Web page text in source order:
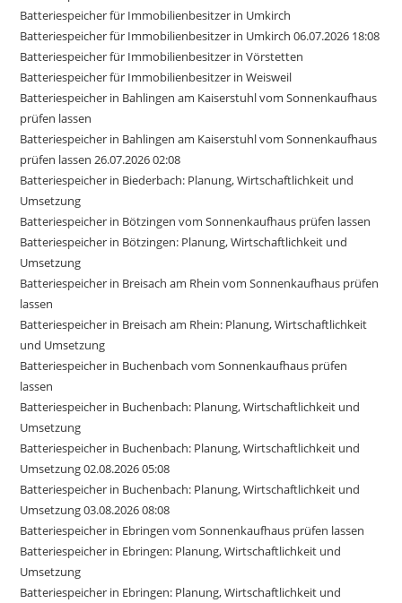
Batteriespeicher für Immobilienbesitzer in Umkirch
Batteriespeicher für Immobilienbesitzer in Umkirch 06.07.2026 18:08
Batteriespeicher für Immobilienbesitzer in Vörstetten
Batteriespeicher für Immobilienbesitzer in Weisweil
Batteriespeicher in Bahlingen am Kaiserstuhl vom Sonnenkaufhaus
prüfen lassen
Batteriespeicher in Bahlingen am Kaiserstuhl vom Sonnenkaufhaus
prüfen lassen 26.07.2026 02:08
Batteriespeicher in Biederbach: Planung, Wirtschaftlichkeit und
Umsetzung
Batteriespeicher in Bötzingen vom Sonnenkaufhaus prüfen lassen
Batteriespeicher in Bötzingen: Planung, Wirtschaftlichkeit und
Umsetzung
Batteriespeicher in Breisach am Rhein vom Sonnenkaufhaus prüfen
lassen
Batteriespeicher in Breisach am Rhein: Planung, Wirtschaftlichkeit
und Umsetzung
Batteriespeicher in Buchenbach vom Sonnenkaufhaus prüfen
lassen
Batteriespeicher in Buchenbach: Planung, Wirtschaftlichkeit und
Umsetzung
Batteriespeicher in Buchenbach: Planung, Wirtschaftlichkeit und
Umsetzung 02.08.2026 05:08
Batteriespeicher in Buchenbach: Planung, Wirtschaftlichkeit und
Umsetzung 03.08.2026 08:08
Batteriespeicher in Ebringen vom Sonnenkaufhaus prüfen lassen
Batteriespeicher in Ebringen: Planung, Wirtschaftlichkeit und
Umsetzung
Batteriespeicher in Ebringen: Planung, Wirtschaftlichkeit und